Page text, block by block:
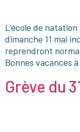
L’école de
dimanche 11 mai
reprendront
Bonnes vacances
Grève du